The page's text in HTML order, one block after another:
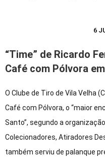
6
“Time” de Ricardo
Café com Pólvora
O Clube de Tiro de Vila Velha
Café com Pólvora, o “maior
Santo”, segundo a
Colecionadores, Atiradores
também serviu de palanque